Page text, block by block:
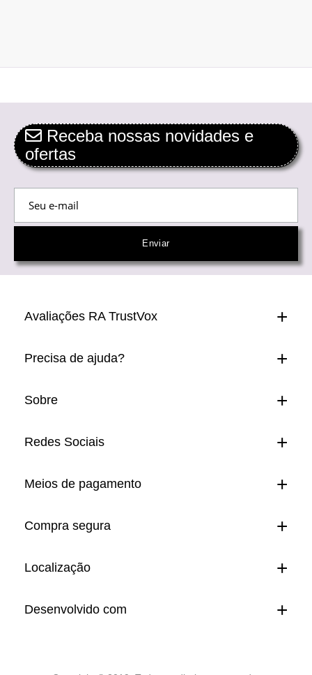
Receba nossas novidades e
ofertas
Avaliações RA TrustVox
Precisa de ajuda?
Sobre
Redes Sociais
Meios de pagamento
Compra segura
Localização
Desenvolvido com